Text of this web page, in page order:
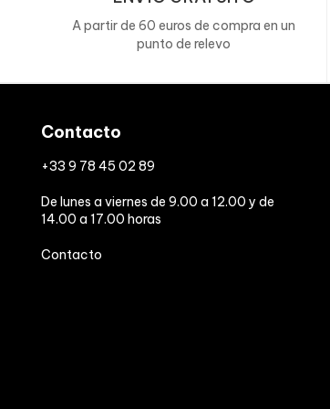
- de los cuales creatina
Taurina
Extracto de raíz de ginseng coreano
- de los cuales ginsenósido
A partir de 60 euros de compra en un
punto de relevo
Contacto
+33 9 78 45 02 89
De lunes a viernes de 9.00 a 12.00 y de
14.00 a 17.00 horas
Contacto